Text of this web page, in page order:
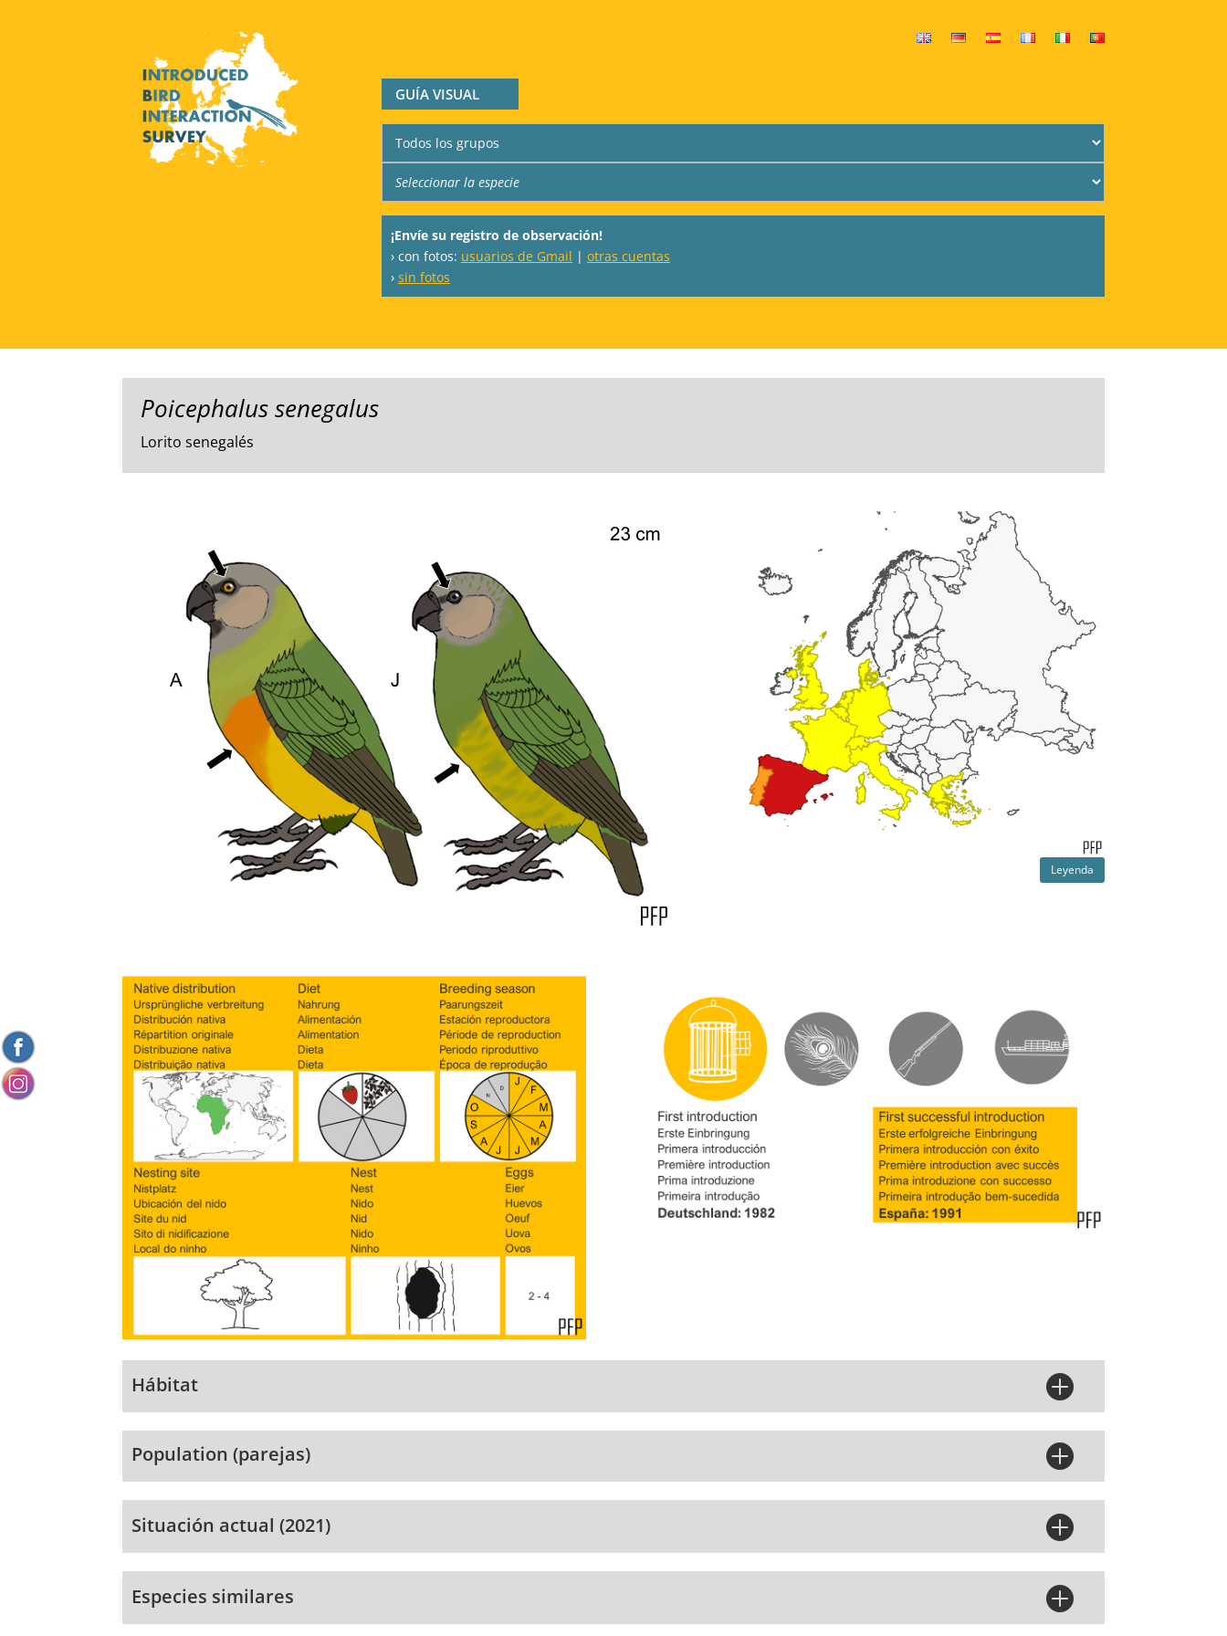
GUÍA VISUAL
¡Envíe su registro de observación!
› con fotos: usuarios de Gmail | otras cuentas
› sin fotos
Poicephalus senegalus
Lorito senegalés
Leyenda
Hábitat 
Population (parejas) 
Situación actual (2021) 
Especies similares 